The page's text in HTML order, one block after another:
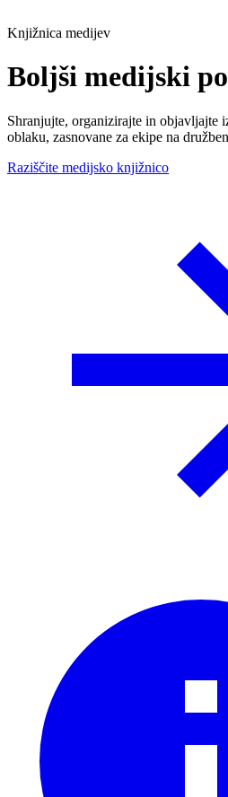
Knjižnica medijev
Boljši medijski
Shranjujte, organizirajte in objavljajte
oblaku, zasnovane za ekipe na
Raziščite medijsko knjižnico